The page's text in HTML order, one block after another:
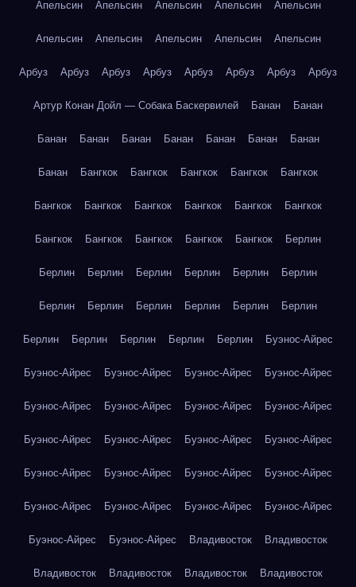
Апельсин Апельсин Апельсин Апельсин Апельсин
Апельсин Апельсин Апельсин Апельсин Апельсин
Арбуз Арбуз Арбуз Арбуз Арбуз Арбуз Арбуз Арбуз
Артур Конан Дойл — Собака Баскервилей Банан Банан
Банан Банан Банан Банан Банан Банан Банан
Банан Бангкок Бангкок Бангкок Бангкок Бангкок
Бангкок Бангкок Бангкок Бангкок Бангкок Бангкок
Бангкок Бангкок Бангкок Бангкок Бангкок Берлин
Берлин Берлин Берлин Берлин Берлин Берлин
Берлин Берлин Берлин Берлин Берлин Берлин
Берлин Берлин Берлин Берлин Берлин Буэнос-Айрес
Буэнос-Айрес Буэнос-Айрес Буэнос-Айрес Буэнос-Айрес
Буэнос-Айрес Буэнос-Айрес Буэнос-Айрес Буэнос-Айрес
Буэнос-Айрес Буэнос-Айрес Буэнос-Айрес Буэнос-Айрес
Буэнос-Айрес Буэнос-Айрес Буэнос-Айрес Буэнос-Айрес
Буэнос-Айрес Буэнос-Айрес Буэнос-Айрес Буэнос-Айрес
Буэнос-Айрес Буэнос-Айрес Владивосток Владивосток
Владивосток Владивосток Владивосток Владивосток